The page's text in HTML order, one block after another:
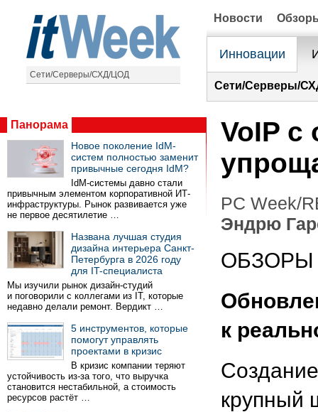
Сети/Серверы/СХД/ЦОД
Новости
Инновации
Сети/Серверы/
Панорама
Новое поколение IdM-
систем полностью заменит
привычные сегодня IdM?
IdM-системы давно стали
привычным элементом корпоративной ИТ-
инфраструктуры. Рынок развивается уже
не первое десятилетие …
Названа лучшая студия
дизайна интерьера Санкт-
Петербурга в 2026 году
для IT-специалиста
Мы изучили рынок дизайн-студий
и поговорили с коллегами из IT, которые
недавно делали ремонт. Вердикт …
5 инструментов, которые
помогут управлять
проектами в кризис
В кризис компании теряют
устойчивость из-за того, что выручка
становится нестабильной, а стоимость
ресурсов растёт …
VoIP
PC Week/
Эндрю
ОБЗОРЫ
к
крупный